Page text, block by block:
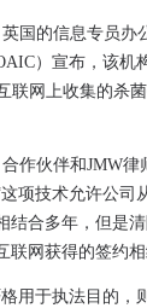
英国的信息专员办
）宣布，该机
联网上收集的杀
合作伙伴和JMW
项技术允许公司
结合多年，但是
联网获得的签约相
用于执法目的，